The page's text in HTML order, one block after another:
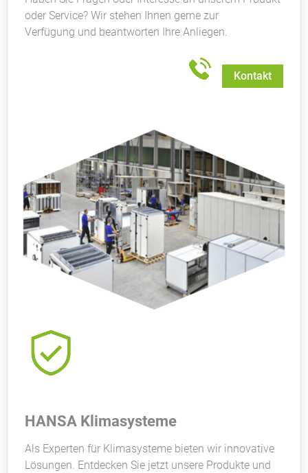
oder Service? Wir stehen Ihnen gerne zur
Verfügung und beantworten Ihre Anliegen.
Kontakt
HANSA Klimasysteme
Als Experten für Klimasysteme bieten wir innovative
Lösungen. Entdecken Sie jetzt unsere Produkte und